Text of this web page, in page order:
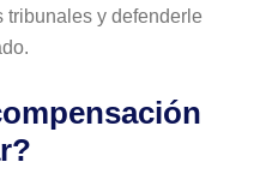
tribunales y defenderle